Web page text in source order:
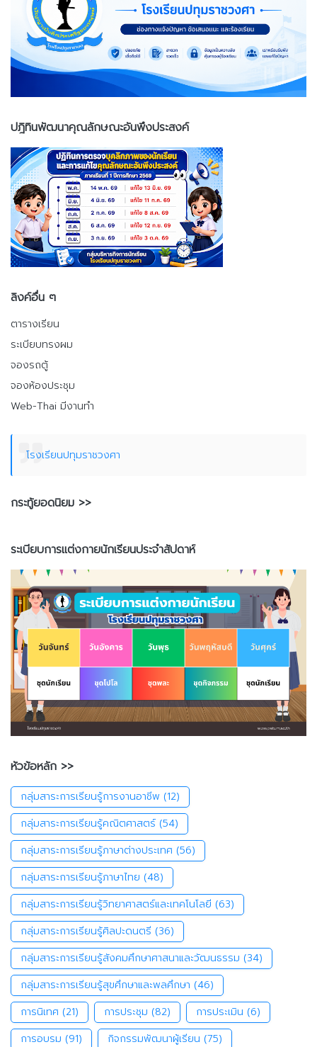
ปฎิทินพัฒนาคุณลักษณะอันพึงประสงค์
ลิงค์อื่น ๆ
ตารางเรียน
ระเบียบทรงผม
จองรถตู้
จองห้องประชุม
Web-Thai มีงานทำ
โรงเรียนปทุมราชวงศา
กระทู้ยอดนิยม >>
ระเบียบการแต่งกายนักเรียนประจำสัปดาห์
หัวข้อหลัก >>
กลุ่มสาระการเรียนรู้การงานอาชีพ (12)
กลุ่มสาระการเรียนรู้คณิตศาสตร์ (54)
กลุ่มสาระการเรียนรู้ภาษาต่างประเทศ (56)
กลุ่มสาระการเรียนรู้ภาษาไทย (48)
กลุ่มสาระการเรียนรู้วิทยาศาสตร์และเทคโนโลยี (63)
กลุ่มสาระการเรียนรู้ศิลปะดนตรี (36)
กลุ่มสาระการเรียนรู้สังคมศึกษาศาสนาและวัฒนธรรม (34)
กลุ่มสาระการเรียนรู้สุขศึกษาและพลศึกษา (46)
การนิเทศ (21) การประชุม (82) การประเมิน (6)
การอบรม (91) กิจกรรมพัฒนาผู้เรียน (75)